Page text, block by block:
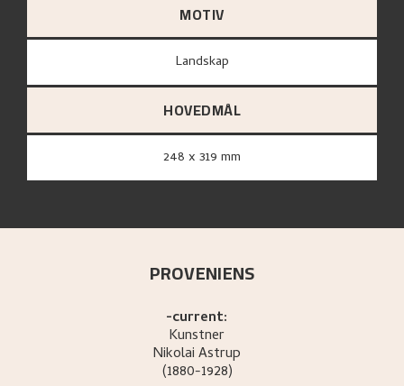
MOTIV
Landskap
HOVEDMÅL
248 x 319 mm
PROVENIENS
-current:
Kunstner
NikolaiAstrup
(1880-1928)